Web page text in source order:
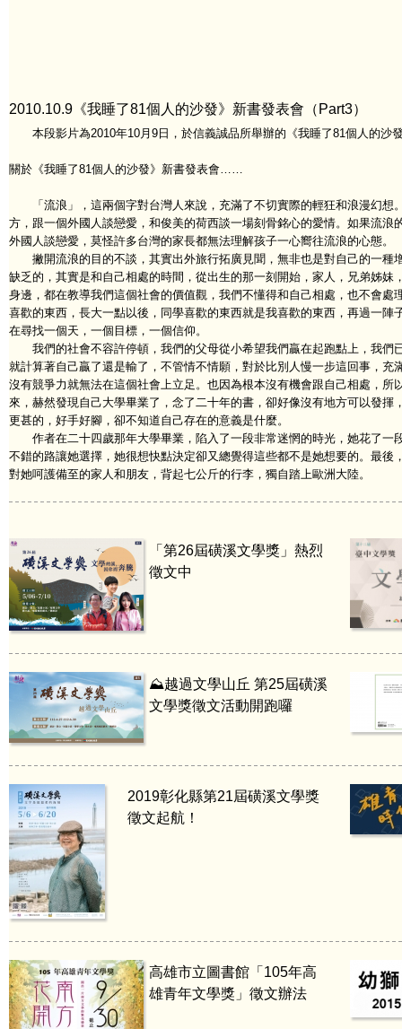
2010.10.9《我睡了81個人的沙發》新書發表會（Part3）
本段影片為2010年10月9日，於信義誠品所舉辦的《我睡了81個人的沙
關於《我睡了81個人的沙發》新書發表會……
「流浪」，這兩個字對台灣人來說，充滿了不切實際的輕狂和浪漫幻想
方，跟一個外國人談戀愛，和俊美的荷西談一場刻骨銘心的愛情。如果流
外國人談戀愛，莫怪許多台灣的家長都無法理解孩子一心嚮往流浪的心態。
撇開流浪的目的不談，其實出外旅行拓廣見聞，無非也是對自己的一種
缺乏的，其實是和自己相處的時間，從出生的那一刻開始，家人，兄弟姊
身邊，都在教導我們這個社會的價值觀，我們不懂得和自己相處，也不會
喜歡的東西，長大一點以後，同學喜歡的東西就是我喜歡的東西，再過一
在尋找一個天，一個目標，一個信仰。
我們的社會不容許停頓，我們的父母從小希望我們贏在起跑點上，我們
就計算著自己贏了還是輸了，不管情不情願，對於比別人慢一步這回事，
沒有競爭力就無法在這個社會上立足。也因為根本沒有機會跟自己相處，
來，赫然發現自己大學畢業了，念了二十年的書，卻好像沒有地方可以發
更甚的，好手好腳，卻不知道自己存在的意義是什麼。
作者在二十四歲那年大學畢業，陷入了一段非常迷惘的時光，她花了一
不錯的路讓她選擇，她很想快點決定卻又總覺得這些都不是她想要的。最
對她呵護備至的家人和朋友，背起七公斤的行李，獨自踏上歐洲大陸。
「第26屆磺溪文學獎」熱烈
徵文中
⛰️越過文學山丘 第25屆磺溪
文學獎徵文活動開跑囉
2019彰化縣第21屆磺溪文學獎
徵文起航！
高雄市立圖書館「105年高
雄青年文學獎」徵文辦法